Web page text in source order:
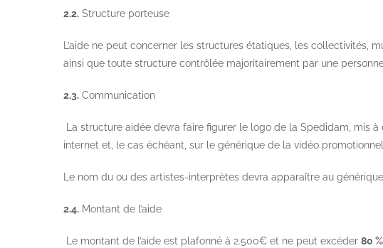
2.2. Structure porteuse
L’aide ne peut concerner les structures étatiques, les collectivités,
ainsi que toute structure contrôlée majoritairement par une
2.3. Communication
La structure aidée devra faire figurer le logo de la Spedidam, mis à
internet et, le cas échéant, sur le générique de la vidéo
Le nom du ou des artistes-interprètes devra apparaître au
2.4. Montant de l’aide
Le montant de l’aide est plafonné à 2.500€ et ne peut excéder 80 %